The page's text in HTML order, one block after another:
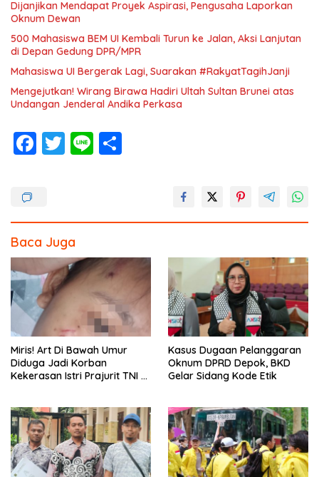
Dijanjikan Mendapat Proyek Aspirasi, Pengusaha Laporkan
Oknum Dewan
500 Mahasiswa BEM UI Kembali Turun ke Jalan, Aksi Lanjutan
di Depan Gedung DPR/MPR
Mahasiswa UI Bergerak Lagi, Suarakan #RakyatTagihJanji
Mengejutkan! Wirang Birawa Hadiri Ultah Sultan Brunei atas
Undangan Jenderal Andika Perkasa
F
o
o
k
T Li
Baca Juga
Miris! Art Di Bawah Umur
Diduga Jadi Korban
Kekerasan Istri Prajurit TNI di
Kasus Dugaan Pelanggaran
Oknum DPRD Depok, BKD
Gelar Sidang Kode Etik